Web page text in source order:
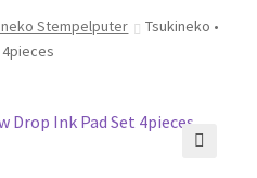
Stempelputer
Tsukineko •
4pieces